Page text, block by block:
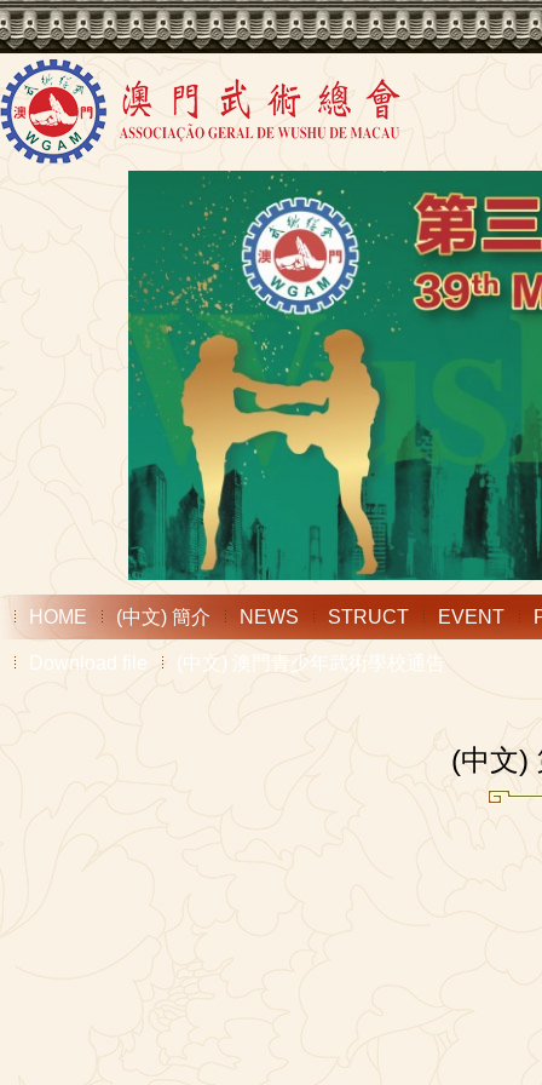
HOME (中文) 簡介 NEWS STRUCT EVENT
Download file (中文) 澳門青少年武術學校通告
(中文)